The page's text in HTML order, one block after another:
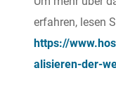
erfahren, lesen
https://
alisieren-der-